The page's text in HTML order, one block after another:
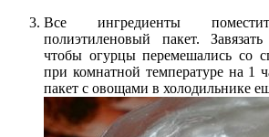
Все ингредиенты
полиэтиленовый пакет.
чтобы огурцы перемешались со
при комнатной температуре на 1
пакет с овощами в холодильнике